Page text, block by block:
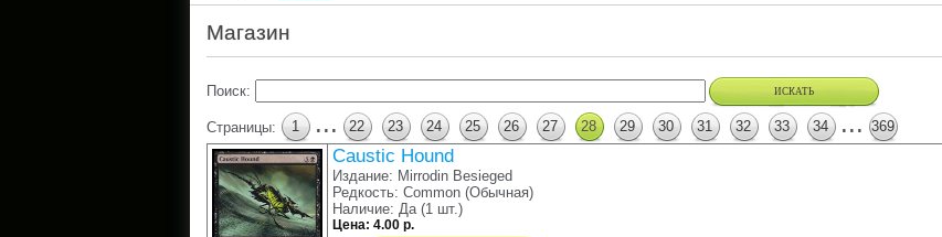
Магазин
Поиск: искать
Страницы: 1 ... 22 23 24 25 26 27 28 29 30 31 32 33 34 ... 369
Caustic Hound
Издание: Mirrodin Besieged
Редкость: Common (Обычная)
Наличие: Да (1 шт.)
Цена: 4.00 р.